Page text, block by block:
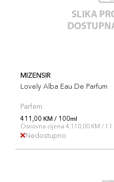
MIZENSIR
Lovely Alba Eau De Parfum
Parfem
411,00 KM / 100ml
Osnovna cijena 4.110,00 KM / 1 l
Nedostupno